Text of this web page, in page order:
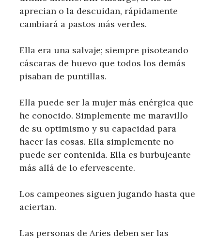
aprecian o la descuidan, rápidamente
cambiará a pastos más verdes.
Ella era una salvaje; siempre pisoteando
cáscaras de huevo que todos los demás
pisaban de puntillas.
Ella puede ser la mujer más enérgica que
he conocido. Simplemente me maravillo
de su optimismo y su capacidad para
hacer las cosas. Ella simplemente no
puede ser contenida. Ella es burbujeante
más allá de lo efervescente.
Los campeones siguen jugando hasta que
aciertan.
Las personas de Aries deben ser las